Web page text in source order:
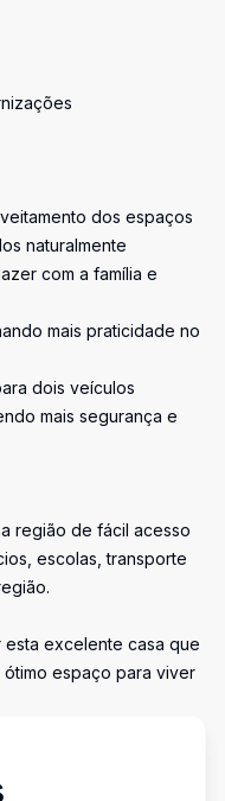
dos espaços
naturalmente
com a família e
mais praticidade no
dois veículos
mais segurança e
região de fácil acesso
escolas, transporte
excelente casa que
espaço para viver